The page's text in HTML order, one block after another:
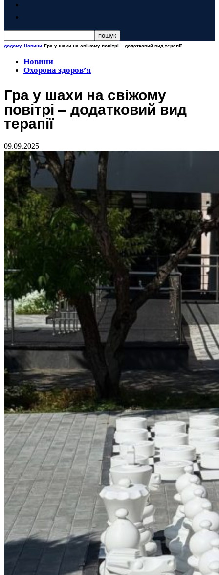
додому Новини Гра у шахи на свіжому повітрі – додатковий вид терапії
Новини
Охорона здоров’я
Гра у шахи на свіжому
повітрі – додатковий вид
терапії
09.09.2025